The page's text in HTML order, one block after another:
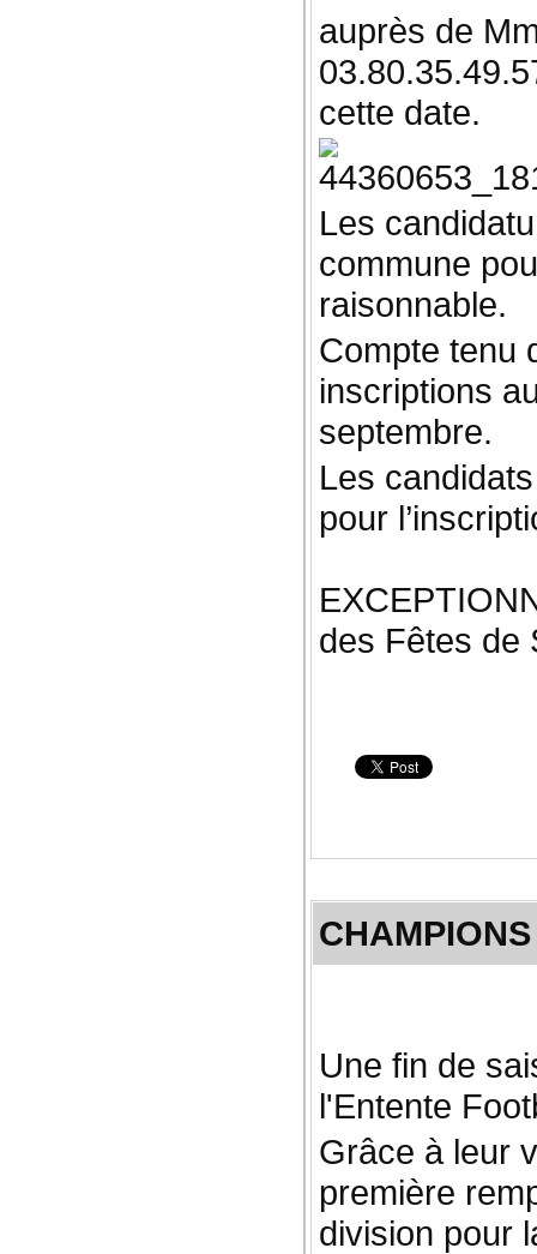
auprès de
cette date.
Les
commune
raisonnable.
Compte tenu
inscriptions
septembre.
Les
pour
des Fêtes de
Une fin de
l'Entente
Grâce à leur
première
division pour